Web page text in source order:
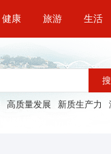
健康 旅游 生活
高质量发展 新质生产力